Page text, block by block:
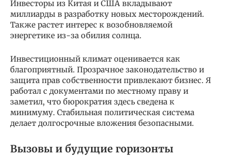
Инвесторы из Китая и США вкладывают
миллиарды в разработку новых месторождений.
Также растет интерес к возобновляемой
энергетике из-за обилия солнца.
Инвестиционный климат оценивается как
благоприятный. Прозрачное законодательство и
защита прав собственности привлекают бизнес. Я
работал с документами по местному праву и
заметил, что бюрократия здесь сведена к
минимуму. Стабильная политическая система
делает долгосрочные вложения безопасными.
Вызовы и будущие горизонты